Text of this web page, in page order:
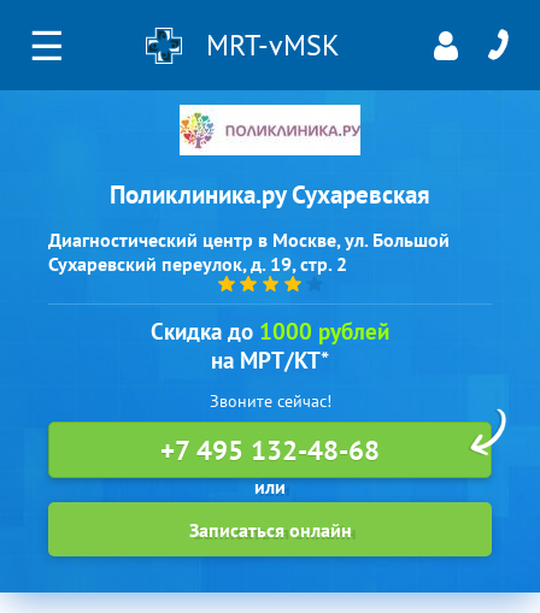
☰ MRT-vMSK
Поликлиника.ру Сухаревская
Диагностический центр в Москве, ул. Большой
Сухаревский переулок, д. 19, стр. 2
Скидка до 1000 рублей
на МРТ/КТ*
Звоните сейчас!
+7 495 132-48-68
Записаться онлайн